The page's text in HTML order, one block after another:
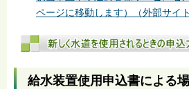
ページに移動します）（外部サイト
給水装置使用申込書による